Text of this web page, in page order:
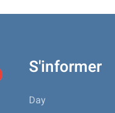
S'informer
Day